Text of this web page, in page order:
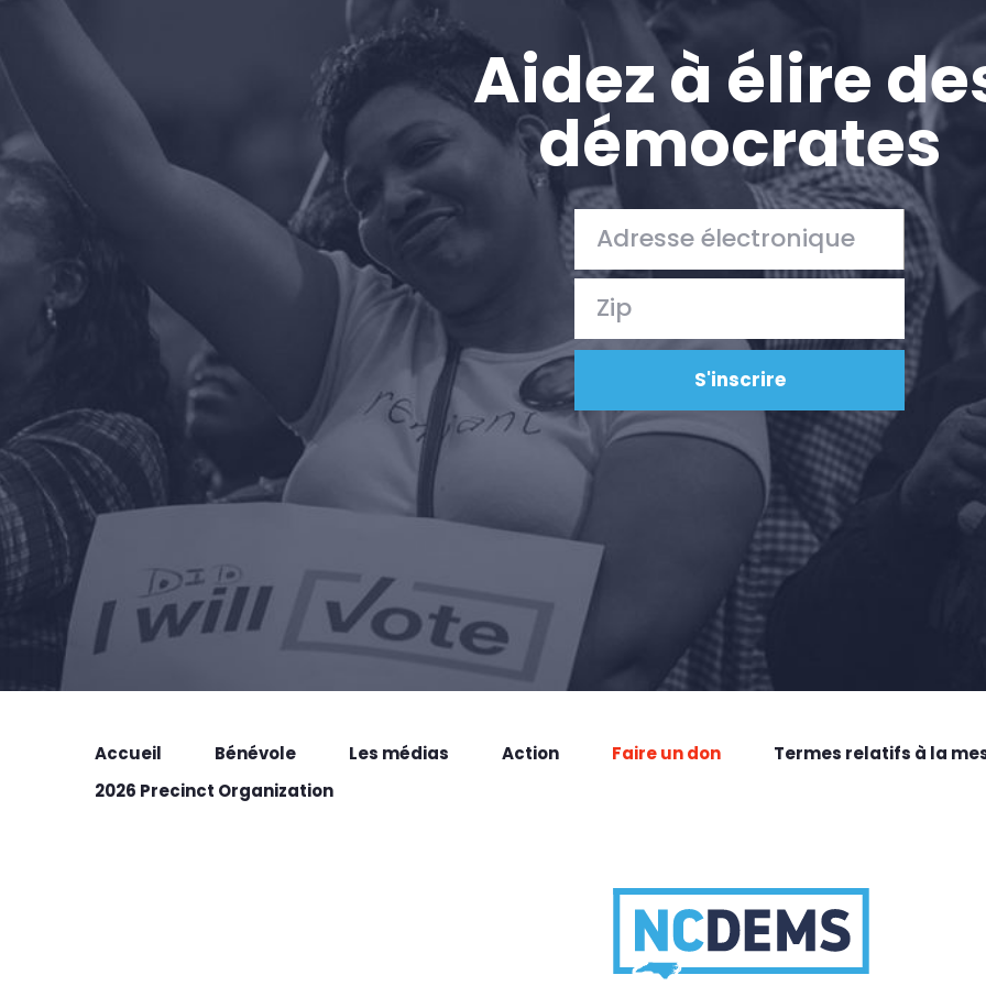
Aidez à élire
démocrates
Accueil Bénévole Les médias Action Faire un don
Termes relatifs à la
2026 Precinct Organization